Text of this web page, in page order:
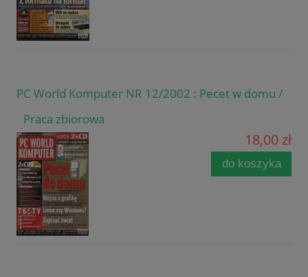
PC World Komputer NR 12/2002 : Pecet w domu /
Praca zbiorowa
18,00 zł
do koszyka